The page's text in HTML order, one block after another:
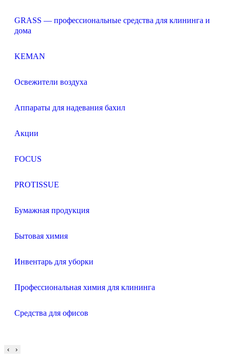
GRASS — профессиональные средства для клининга и
дома
KEMAN
Освежители воздуха
Аппараты для надевания бахил
Акции
FOCUS
PROTISSUE
Бумажная продукция
Бытовая химия
Инвентарь для уборки
Профессиональная химия для клининга
Средства для офисов
‹ ›